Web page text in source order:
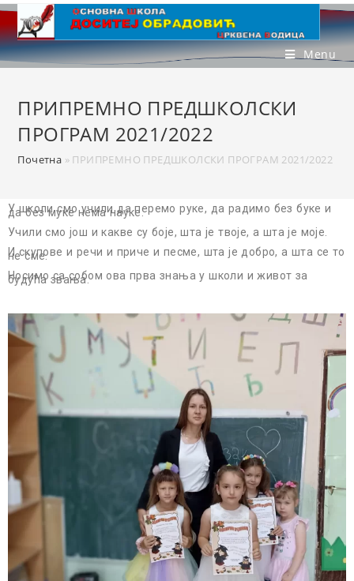
Menu
ПРИПРЕМНО ПРЕДШКОЛСКИ
ПРОГРАМ 2021/2022
Почетна » ПРИПРЕМНО ПРЕДШКОЛСКИ ПРОГРАМ 2021/2022
У школи смо учили да перемо руке, да радимо без буке и
да без муке нема науке.
Учили смо још и какве су боје, шта је твоје, а шта је моје.
И скупове и речи и приче и песме, шта је добро, а шта се то
не сме.
Носимо са собом ова прва знања у школи и живот за
будућа звања.